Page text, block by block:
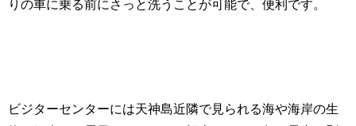
りの車に乗る前にさっと洗うことが可能で、便利です。
ビジターセンターには天神島近隣で見られる海や海岸の生